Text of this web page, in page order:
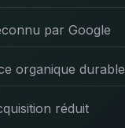
par Google
organique durable
réduit